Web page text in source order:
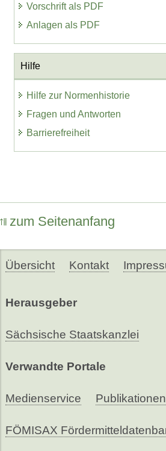
Vorschrift als PDF
Anlagen als PDF
Hilfe
Hilfe zur Normenhistorie
Fragen und Antworten
Barrierefreiheit
zum Seitenanfang
Übersicht Kontakt
Herausgeber
Sächsische Staatskanzlei
Verwandte Portale
Medienservice Publikationen
FÖMISAX